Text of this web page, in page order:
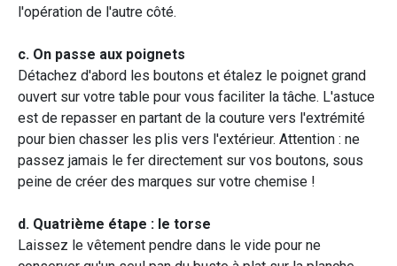
l'opération de l'autre côté.
c. On passe aux poignets
Détachez d'abord les boutons et étalez le poignet grand
ouvert sur votre table pour vous faciliter la tâche. L'astuce
est de repasser en partant de la couture vers l'extrémité
pour bien chasser les plis vers l'extérieur. Attention : ne
passez jamais le fer directement sur vos boutons, sous
peine de créer des marques sur votre chemise !
d. Quatrième étape : le torse
Laissez le vêtement pendre dans le vide pour ne